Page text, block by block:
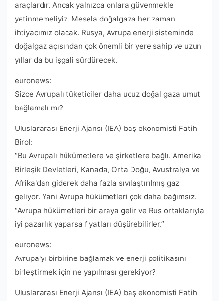
araçlardır. Ancak yalnızca onlara güvenmekle
yetinmemeliyiz. Mesela doğalgaza her zaman
ihtiyacımız olacak. Rusya, Avrupa enerji sisteminde
doğalgaz açısından çok önemli bir yere sahip ve uzun
yıllar da bu işgali sürdürecek.
euronews:
Sizce Avrupalı ​​tüketiciler daha ucuz doğal gaza umut
bağlamalı mı?
Uluslararası Enerji Ajansı (IEA) baş ekonomisti Fatih
Birol:
“Bu Avrupalı ​​hükümetlere ve şirketlere bağlı. Amerika
Birleşik Devletleri, Kanada, Orta Doğu, Avustralya ve
Afrika'dan giderek daha fazla sıvılaştırılmış gaz
geliyor. Yani Avrupa hükümetleri çok daha bağımsız.
“Avrupa hükümetleri bir araya gelir ve Rus ortaklarıyla
iyi pazarlık yaparsa fiyatları düşürebilirler.”
euronews:
Avrupa'yı birbirine bağlamak ve enerji politikasını
birleştirmek için ne yapılması gerekiyor?
Uluslararası Enerji Ajansı (IEA) baş ekonomisti Fatih